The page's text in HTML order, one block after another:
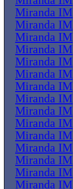
Miranda IM
Miranda IM
Miranda IM
Miranda IM
Miranda IM
Miranda IM
Miranda IM
Miranda IM
Miranda IM
Miranda IM
Miranda IM
Miranda IM
Miranda IM
Miranda IM
Miranda IM